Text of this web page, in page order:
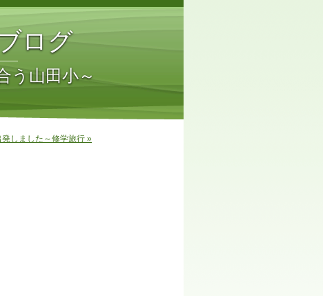
ログ
う山田小～
しました～修学旅行 »